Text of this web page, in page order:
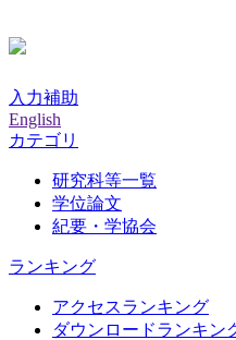
入力補助
English
カテゴリ
研究科等一覧
学位論文
紀要・学協会
ランキング
アクセスランキング
ダウンロードランキン